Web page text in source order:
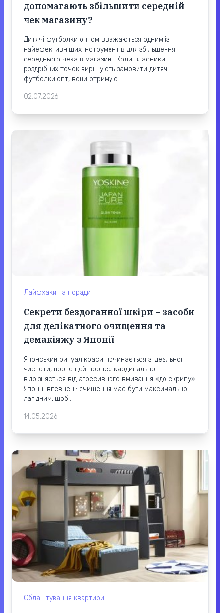
допомагають збільшити середній
чек магазину?
Дитячі футболки оптом вважаються одним із
найефективніших інструментів для збільшення
середнього чека в магазині. Коли власники
роздрібних точок вирішують замовити дитячі
футболки опт, вони отримую...
02.07.2026
Лайфхаки та поради
Секрети бездоганної шкіри – засоби
для делікатного очищення та
демакіяжу з Японії
Японський ритуал краси починається з ідеальної
чистоти, проте цей процес кардинально
відрізняється від агресивного вмивання «до скрипу».
Японці впевнені: очищення має бути максимально
лагідним, щоб...
14.05.2026
Облаштування квартири